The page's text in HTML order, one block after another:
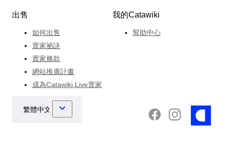
出售
如何出售
賣家祕訣
賣家條款
網站推廣計畫
成為Catawiki Live賣家
我的Catawiki
幫助中心